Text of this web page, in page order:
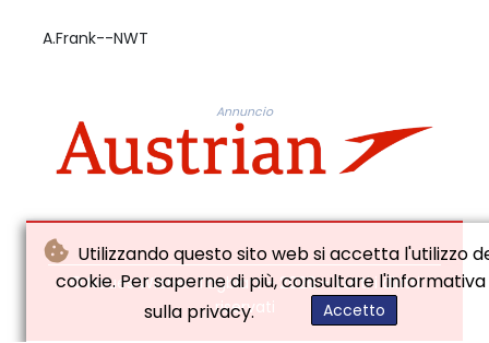
Utilizzando questo sito web si accetta l'utilizzo
cookie. Per saperne di più, consultare l'informativa
sulla privacy.
Accetto
A.Frank--NWT
Annuncio
© Neues Wiener Tagblatt - 2026 - Tutti i diritti
riservati